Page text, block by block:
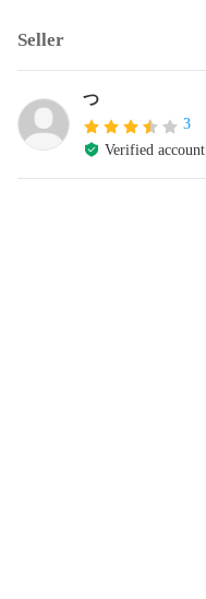
Seller
つ
3
Verified account